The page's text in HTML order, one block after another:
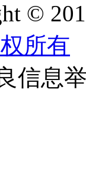
©
所有
信息